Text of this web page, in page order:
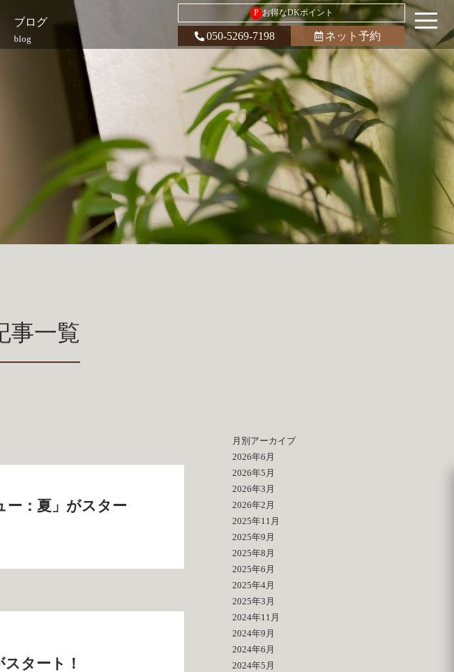
ブログ
blog
P お得なDKポイント
050-5269-7198 ネット予約
事一覧
ー：夏」がスター
タート！
月別アーカイブ
2026年6月
2026年5月
2026年3月
2026年2月
2025年11月
2025年9月
2025年8月
2025年6月
2025年4月
2025年3月
2024年11月
2024年9月
2024年6月
2024年5月